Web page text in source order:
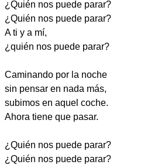
¿Quién nos puede parar?
¿Quién nos puede parar?
A ti y a mí,
¿quién nos puede parar?
Caminando por la noche
sin pensar en nada más,
subimos en aquel coche.
Ahora tiene que pasar.
¿Quién nos puede parar?
¿Quién nos puede parar?